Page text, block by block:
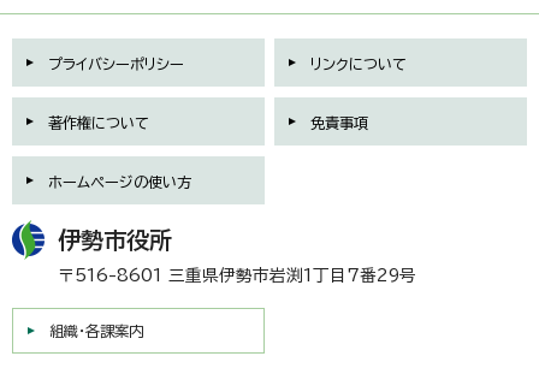
プライバシーポリシー リンクについて
著作権について 免責事項
ホームページの使い方
伊勢市役所
〒516-8601 三重県伊勢市岩渕1丁目7番29号
組織・各課案内